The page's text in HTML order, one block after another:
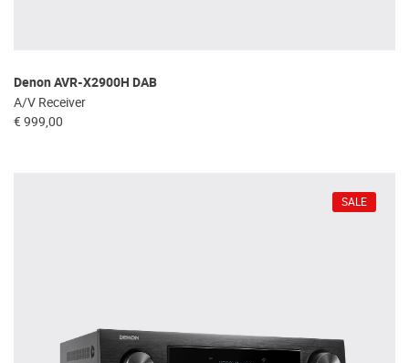
Denon AVR-X2900H DAB
A/V Receiver
€ 999,00
SALE